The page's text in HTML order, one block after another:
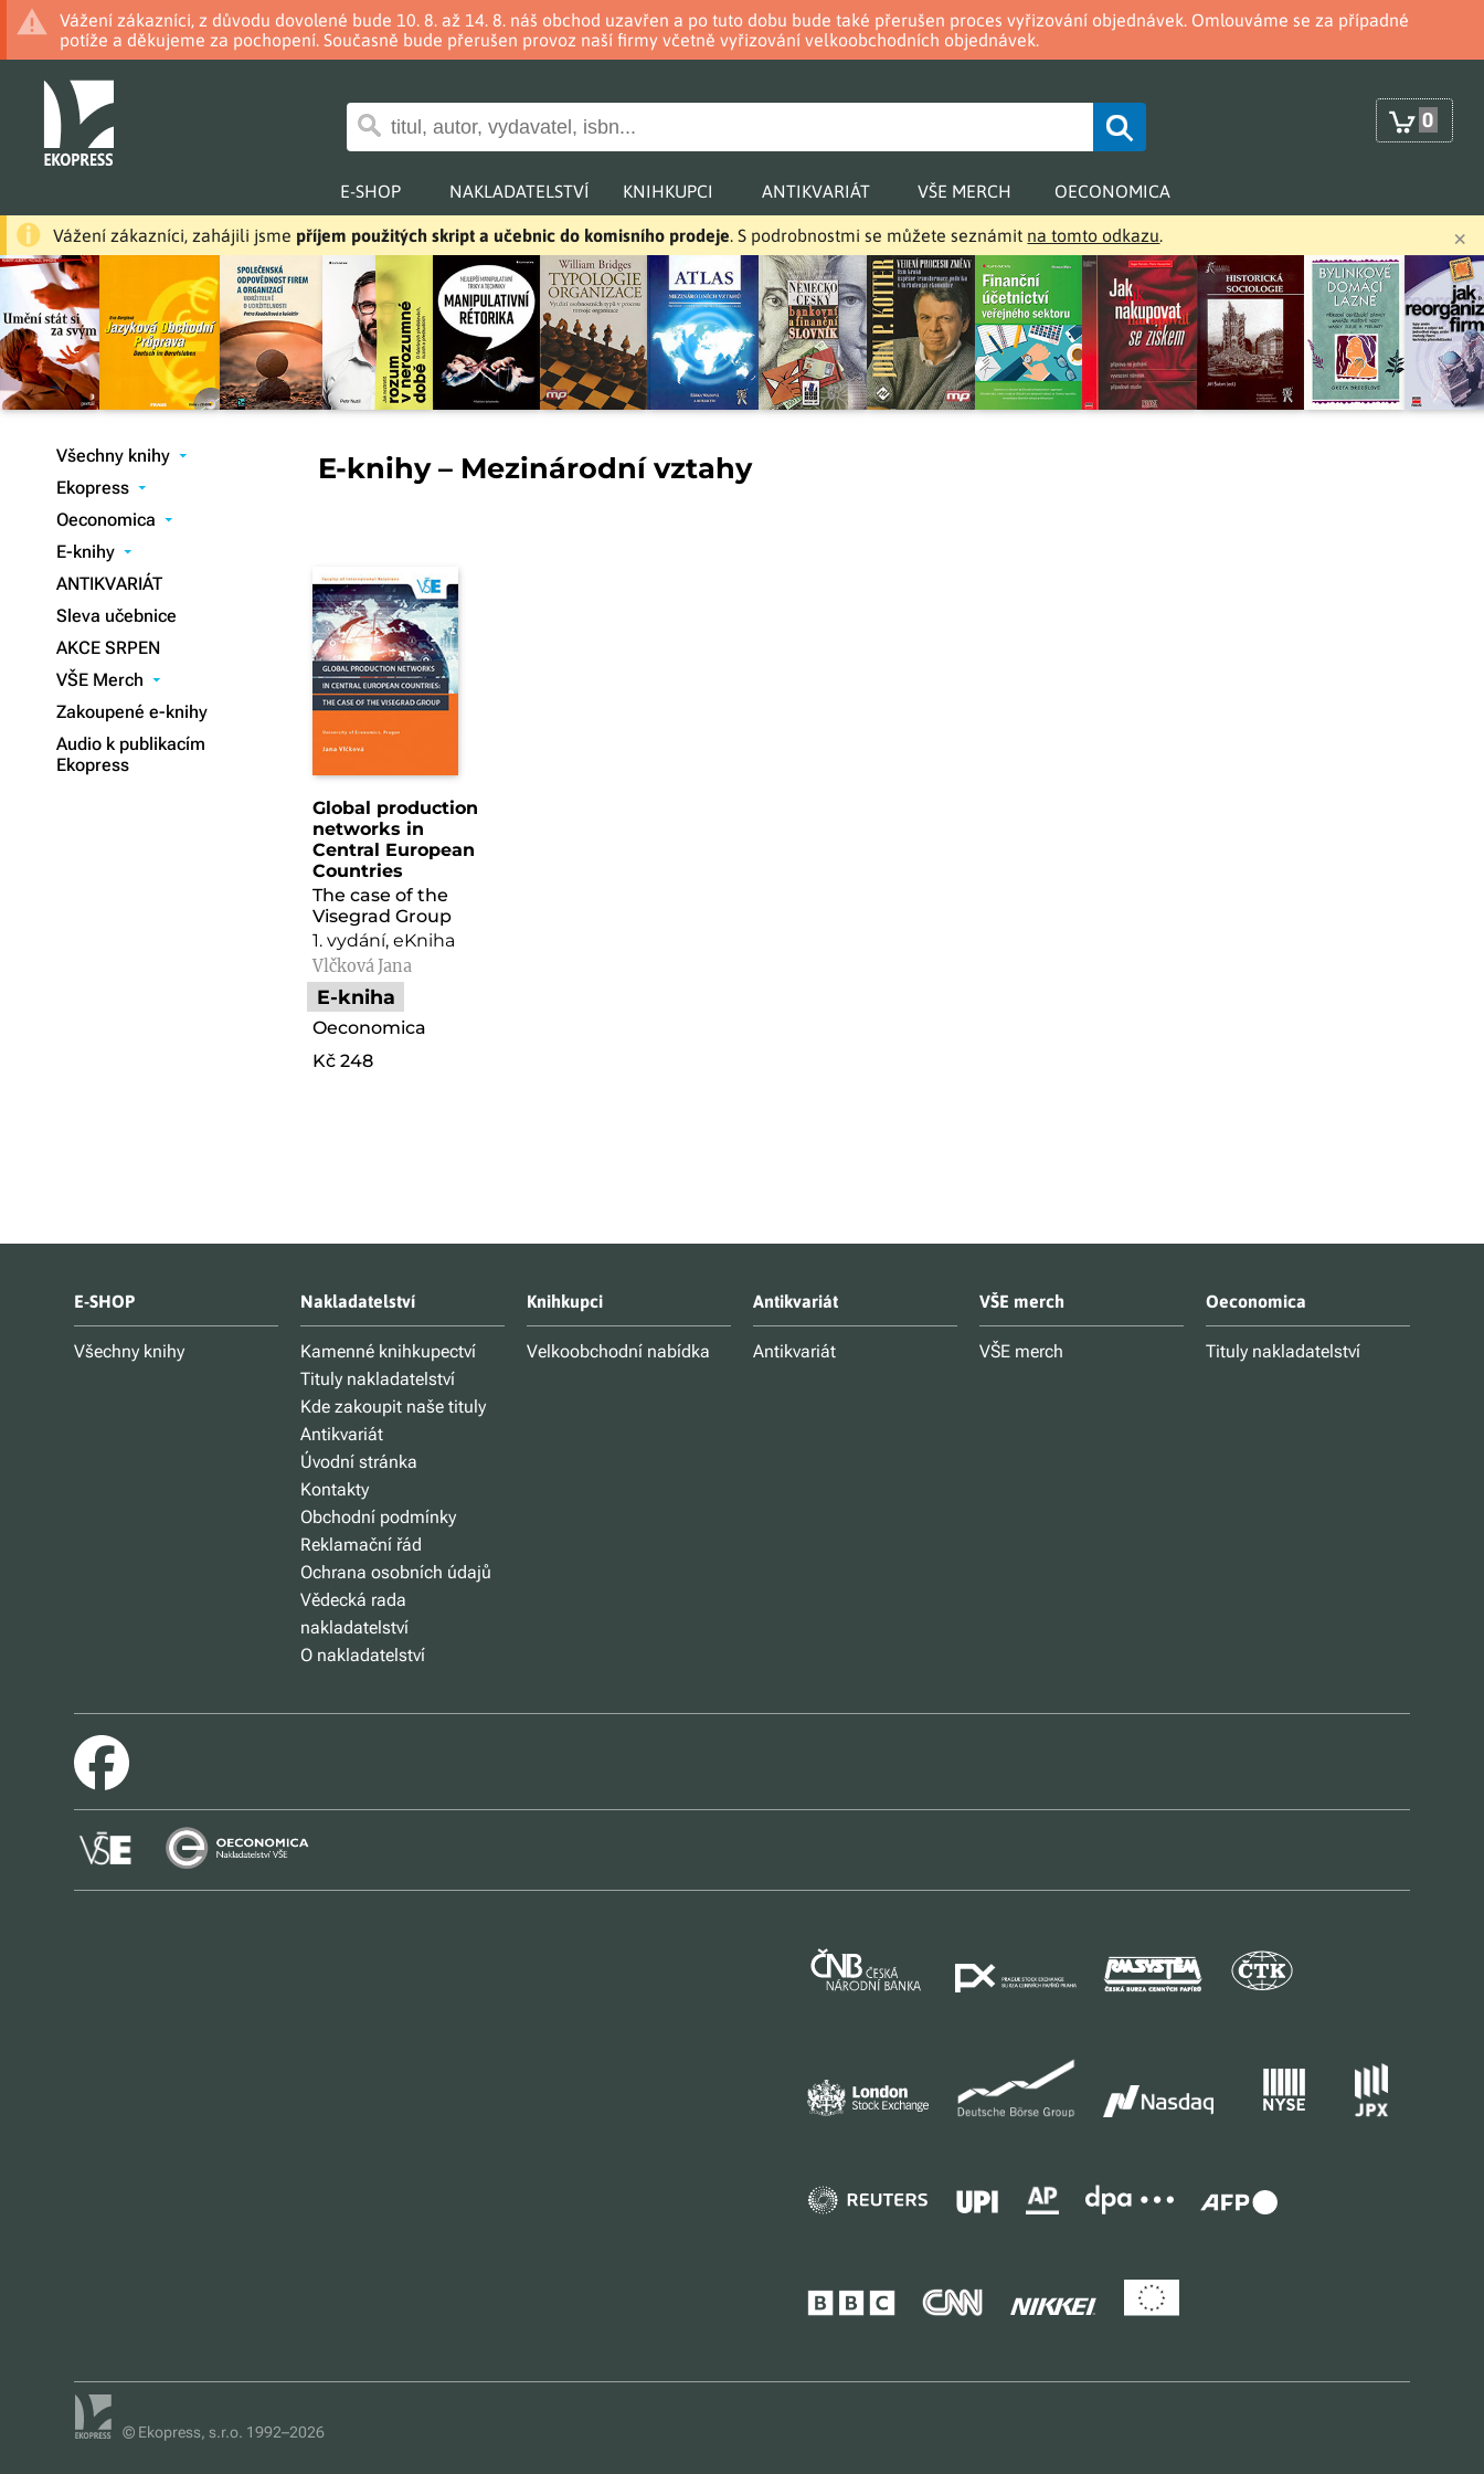
Vážení zákazníci, z důvodu dovolené bude 10. 8. až 14. 8. náš obchod uzavřen a po tuto dobu bude také přerušen proces vyřizování objednávek. Omlouváme se za případné
potíže a děkujeme za pochopení. Současně bude přerušen provoz naší firmy včetně vyřizování velkoobchodních objednávek.
0
E-SHOP NAKLADATELSTVÍ KNIHKUPCI ANTIKVARIÁT VŠE MERCH OECONOMICA
Vážení zákazníci, zahájili jsme příjem použitých skript a učebnic do komisního prodeje. S podrobnostmi se můžete seznámit na tomto odkazu. ×
Všechny knihy ▾
Ekopress ▾
Oeconomica ▾
E-knihy ▾
ANTIKVARIÁT
Sleva učebnice
AKCE SRPEN
VŠE Merch
▾
Zakoupené e-knihy
Audio k publikacím
Ekopress
E-knihy – Mezinárodní vztahy
Global production
networks in
Central European
Countries
The case of the
Visegrad Group
1. vydání, eKniha
Vlčková Jana
E-kniha
Oeconomica
Kč 248
E-SHOP
Všechny knihy
Nakladatelství
Kamenné knihkupectví
Tituly nakladatelství
Kde zakoupit naše tituly
Antikvariát
Úvodní stránka
Kontakty
Obchodní podmínky
Reklamační řád
Ochrana osobních údajů
Vědecká rada
nakladatelství
O nakladatelství
Knihkupci
Velkoobchodní nabídka
Antikvariát
Antikvariát
VŠE merch
VŠE merch
Oeconomica
Tituly nakladatelství
© Ekopress, s.r.o. 1992–2026